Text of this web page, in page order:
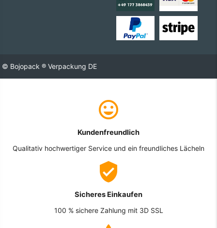
© Bojopack ® Verpackung DE
Kundenfreundlich
Qualitativ hochwertiger Service und ein freundliches Lächeln
Sicheres Einkaufen
100 % sichere Zahlung mit 3D SSL